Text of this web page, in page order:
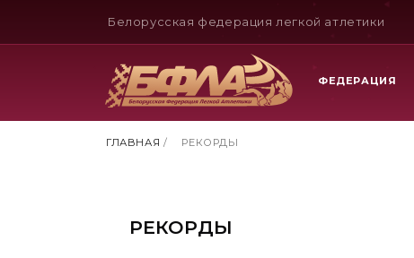
Белорусская федерация легкой атлетики
ФЕДЕРАЦИЯ
ГЛАВНАЯ / РЕКОРДЫ
РЕКОРДЫ